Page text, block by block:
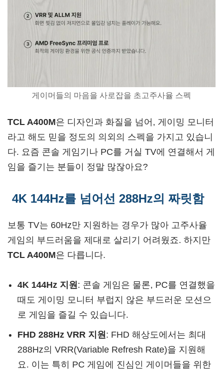
게이머들의 마음을 사로잡을 초고주사율 스펙
TCL A400M은 디자인과 화질을 넘어, 게이밍 모니터
라고 해도 믿을 정도의 의외의 스펙을 가지고 있습니
다. 요즘 콘솔 게임기나 PC를 거실 TV에 연결해서 게
임을 즐기는 분들이 정말 많잖아요?
4K 144Hz를 넘어선 288Hz의 짜릿함
보통 TV는 60Hz만 지원하는 경우가 많아 고주사율
게임의 부드러움을 제대로 살리기 어려웠죠. 하지만
TCL A400M은 다릅니다.
4K 144Hz 지원 : 콘솔 게임은 물론, PC를 연결했을
때도 게이밍 모니터 부럽지 않은 부드러운 모션으
로 게임을 즐길 수 있습니다.
FHD 288Hz VRR 지원 : FHD 해상도에서는 최대
288Hz의 VRR(Variable Refresh Rate)을 지원해
요. 이는 특히 PC 게임에 진심인 게이머들을 위한